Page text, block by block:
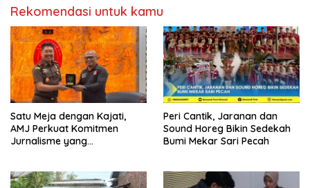
Rekomendasi untuk kamu
Satu Meja dengan Kajati,
AMJ Perkuat Komitmen
Jurnalisme yang
Peri Cantik, Jaranan dan
Sound Horeg Bikin Sedekah
Bumi Mekar Sari Pecah